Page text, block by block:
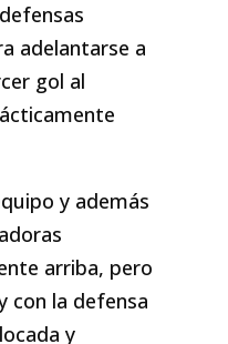
adelantarse a
gol al
y además
arriba, pero
con la defensa
y